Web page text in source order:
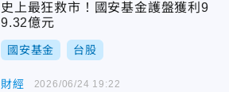
史上最狂救市！國安基金護盤獲利9
9.32億元
國安基金 台股
財經 2026/06/24 19:22